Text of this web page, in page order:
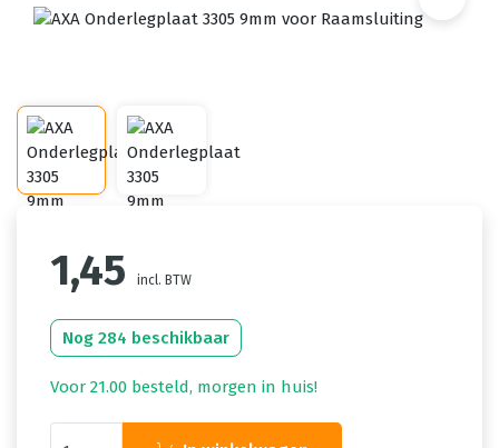
1,45 incl. BTW
Nog 284 beschikbaar
Voor 21.00 besteld, morgen in huis!